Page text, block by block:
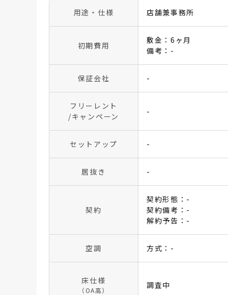
用途・仕様 店舗兼事務所
初期費用
敷金：6ヶ月
備考：-
保証会社 -
フリーレント
/キャンペーン
-
セットアップ -
居抜き -
契約
契約形態：-
契約備考：-
解約予告：-
空調 方式：-
床仕様
（OA高）
調査中